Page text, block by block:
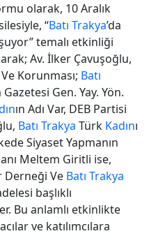
olarak, 10 Aralık
“Batı Trakya’da
temalı etkinliği
Av. İlker Çavuşoğlu,
Korunması; Batı
Gen. Yay. Yön.
ın Adı Var, DEB Partisi
Batı Trakya Türk Kadını
Siyaset Yapmanın
Meltem Giritli ise,
Derneği Ve Batı Trakya
başlıklı
Bu anlamlı etkinlikte
ve katılımcılara